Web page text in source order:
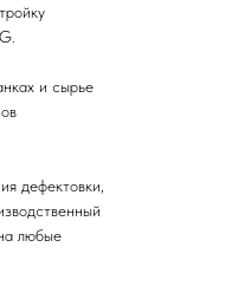
и сырье
дефектовки,
любые